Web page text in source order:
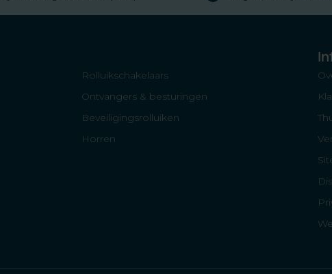
Rolluikschakelaars
Ontvangers & besturingen
Beveiligingsrolluiken
Horren